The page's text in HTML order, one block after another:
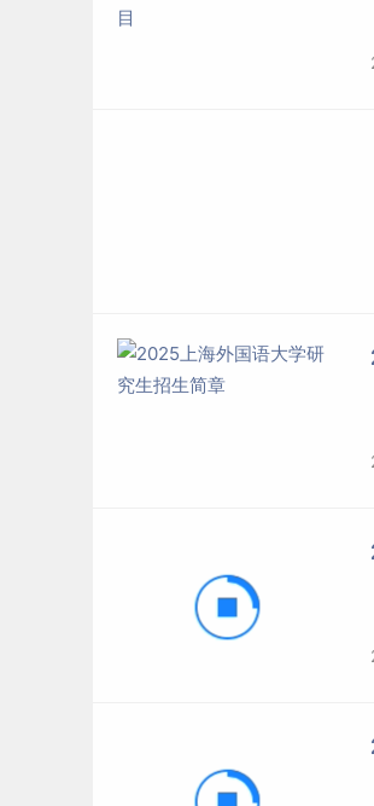
报考招生单位代码：10271（
院系代码：017（MBA教育中
报考类别：12（定向
00全日制（不区分专业方向
院系代码：017（MBA教育中